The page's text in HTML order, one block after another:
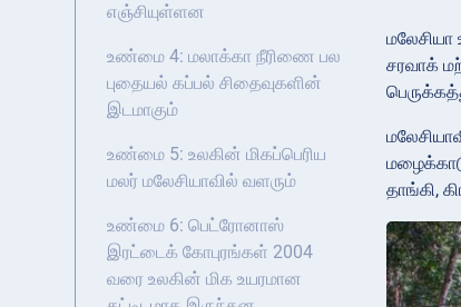
எஞ்சியுள்ளன
உண்மை 4: மலாக்கா நீரிணை பல
புதையல் கப்பல் சிதைவுகளின்
இடமாகும்
உண்மை 5: உலகின் மிகப்பெரிய
மலர் மலேசியாவில் வளரும்
உண்மை 6: பெட்ரோனாஸ்
இரட்டைக் கோபுரங்கள் 2004
வரை உலகின் மிக உயரமான
சரவாக்
தாங்கி,